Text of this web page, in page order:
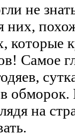
не
них,
которые
Самое
обморок.
на